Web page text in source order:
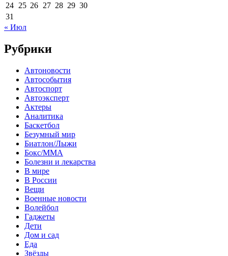
24 25 26 27 28 29 30
31
« Июл
Рубрики
Автоновости
Автособытия
Автоспорт
Автоэксперт
Актеры
Аналитика
Баскетбол
Безумный мир
Биатлон/Лыжи
Бокс/MMA
Болезни и лекарства
В мире
В России
Вещи
Военные новости
Волейбол
Гаджеты
Дети
Дом и сад
Еда
Звёзды